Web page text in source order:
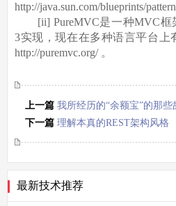
http://java.sun.com/blueprints/
[ii] PureMVC是一种MVC框
3实现，现在在多种语言平台上
http://puremvc.org/ 。
上一篇 我所经历的“余额宝”的那些
下一篇 理解本真的REST架构风格
最新技术推荐